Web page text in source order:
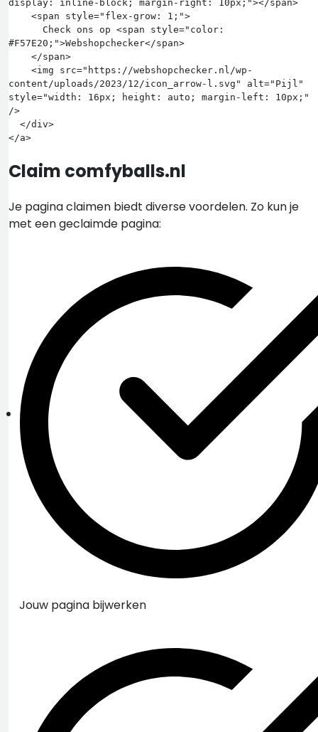
display: inline-block; margin-right: 10px;"></span>
#F57E20;">Webshopchecker</span>
content/uploads/2023/12/icon_arrow-l.svg" alt="Pijl"
style="width: 16px; height: auto; margin-left: 10px;"
/>
Claim comfyballs.nl
Je pagina claimen biedt diverse voordelen. Zo kun je
met een geclaimde pagina:
Jouw pagina bijwerken